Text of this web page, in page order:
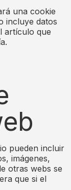
una cookie
incluye datos
artículo que
pueden incluir
imágenes,
otras webs se
que si el